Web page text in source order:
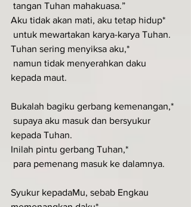
tangan Tuhan mahakuasa.”
Aku tidak akan mati, aku tetap hidup*
untuk mewartakan karya-karya Tuhan.
Tuhan sering menyiksa aku,*
kepada maut.
Bukalah bagiku gerbang kemenangan,*
kepada Tuhan.
Inilah pintu gerbang Tuhan,*
para pemenang masuk ke dalamnya.
Syukur kepadaMu, sebab Engkau